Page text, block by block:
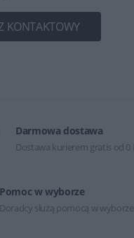
KONTAKTOWY
Darmowa dostawa
Dostawa kurierem gratis od 0
Pomoc w wyborze
Doradcy służą pomocą w